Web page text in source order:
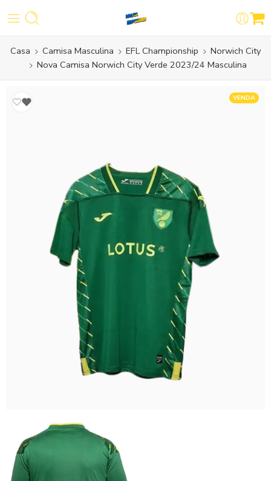
Casa Camisa Masculina EFL Championship
Norwich City
Nova Camisa Norwich City Verde 2023/24 Masculina
VENDA